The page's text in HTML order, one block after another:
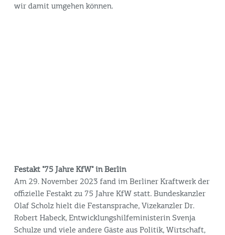
wir damit umgehen können.
Festakt "75 Jahre KfW" in Berlin
Am 29. November 2023 fand im Berliner Kraftwerk der
offizielle Festakt zu 75 Jahre KfW statt. Bundeskanzler
Olaf Scholz hielt die Festansprache, Vizekanzler Dr.
Robert Habeck, Entwicklungshilfeministerin Svenja
Schulze und viele andere Gäste aus Politik, Wirtschaft,